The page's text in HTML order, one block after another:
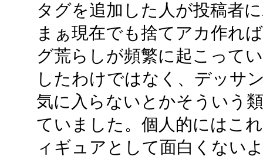
タグを追加した人が投稿者
まぁ現在でも捨てアカ作れ
グ荒らしが頻繁に起こって
したわけではなく、デッサ
気に入らないとかそういう
ていました。個人的にはこ
ィギュアとして面白くない